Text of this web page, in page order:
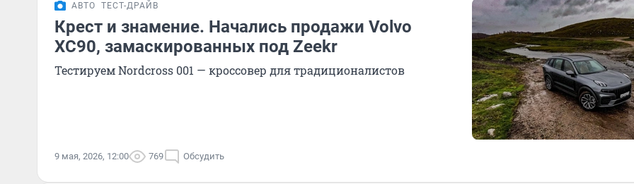
АВТО ТЕСТ-ДРАЙВ
Крест и знамение. Начались продажи Volvo
XC90, замаскированных под Zeekr
Тестируем Nordcross 001 — кроссовер для традиционалистов
9 мая, 2026, 12:00 769 Обсудить